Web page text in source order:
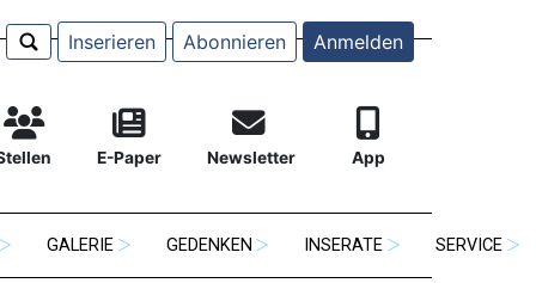
Inserieren Abonnieren Anmelden
E-Paper Newsletter App
GALERIE GEDENKEN INSERATE SERVICE